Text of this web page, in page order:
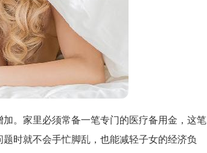
。家里必须常备一笔专门的医疗备用金，这笔
时就不会手忙脚乱，也能减轻子女的经济负